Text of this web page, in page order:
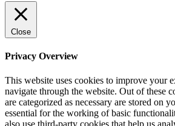
Close
Privacy Overview
This website uses cookies to improve your
navigate through the website. Out of these
are categorized as necessary are stored on
essential for the working of basic
also use third-party cookies that help us